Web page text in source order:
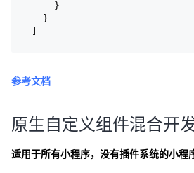
    }
  }
参考文档
原生自定义组件混合开
适用于所有小程序，没有插件系统的小程